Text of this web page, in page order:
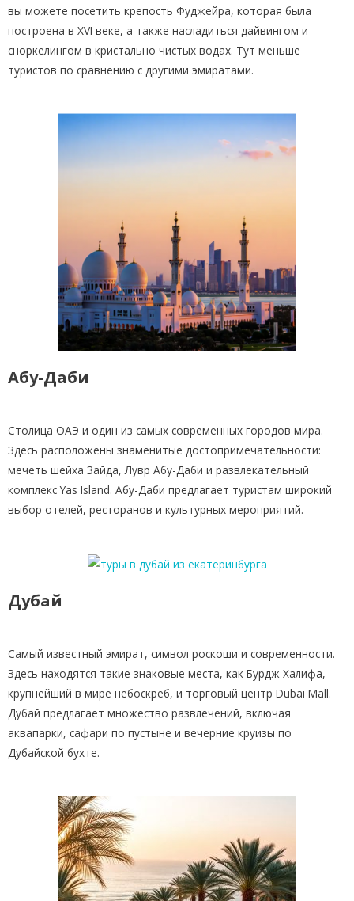
вы можете посетить крепость Фуджейра, которая была
построена в XVI веке, а также насладиться дайвингом и
сноркелингом в кристально чистых водах. Тут меньше
туристов по сравнению с другими эмиратами.
Абу-Даби
Столица ОАЭ и один из самых современных городов мира.
Здесь расположены знаменитые достопримечательности:
мечеть шейха Зайда, Лувр Абу-Даби и развлекательный
комплекс Yas Island. Абу-Даби предлагает туристам широкий
выбор отелей, ресторанов и культурных мероприятий.
Дубай
Самый известный эмират, символ роскоши и современности.
Здесь находятся такие знаковые места, как Бурдж Халифа,
крупнейший в мире небоскреб, и торговый центр Dubai Mall.
Дубай предлагает множество развлечений, включая
аквапарки, сафари по пустыне и вечерние круизы по
Дубайской бухте.